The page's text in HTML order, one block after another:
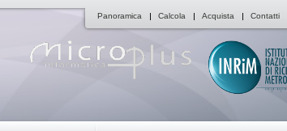
Panoramica Calcola Acquista Contatti